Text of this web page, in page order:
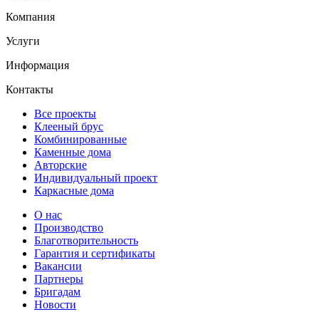
Компания
Услуги
Информация
Контакты
Все проекты
Клееный брус
Комбинированные
Каменные дома
Авторские
Индивидуальный проект
Каркасные дома
О нас
Производство
Благотворительность
Гарантия и сертификаты
Вакансии
Партнеры
Бригадам
Новости